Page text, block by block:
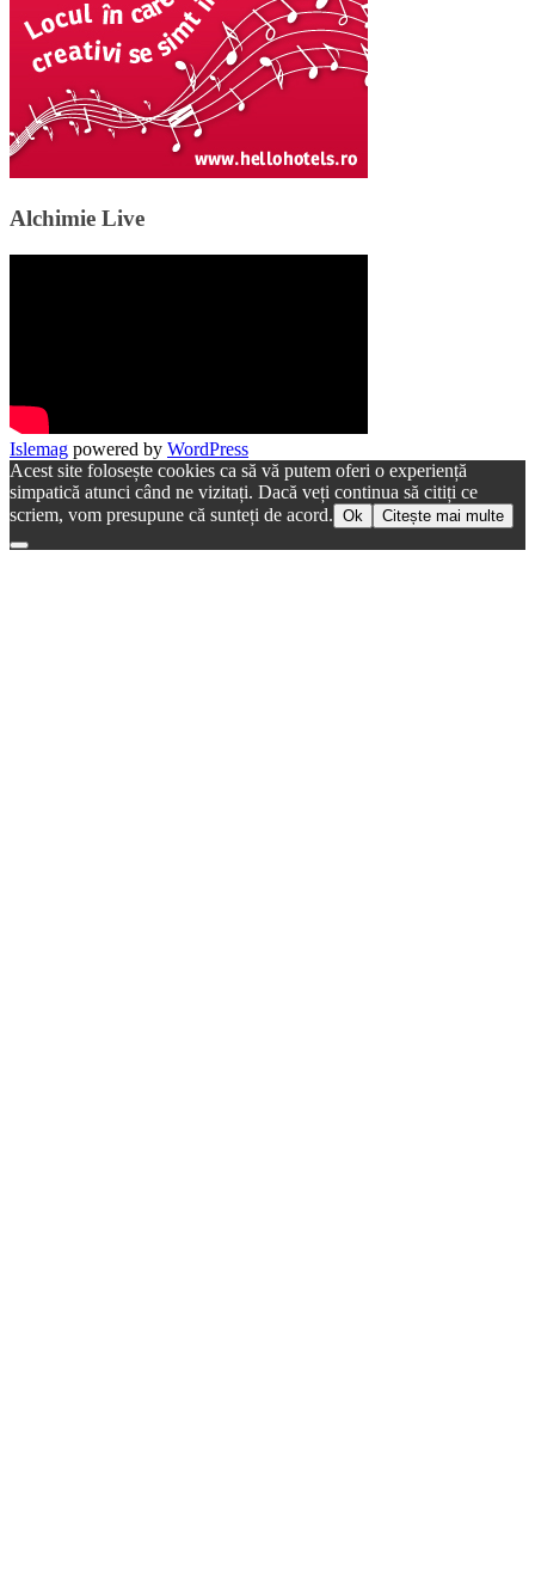
Alchimie Live
Islemag powered by WordPress
Acest site folosește cookies ca să vă putem oferi o experiență
simpatică atunci când ne vizitați. Dacă veți continua să citiți ce
scriem, vom presupune că sunteți de acord. Ok Citește mai multe